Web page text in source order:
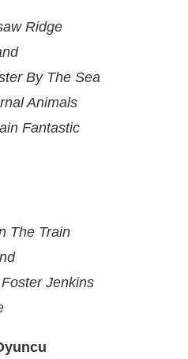
Ridge
By The Sea
Animals
Fantastic
The Train
Jenkins